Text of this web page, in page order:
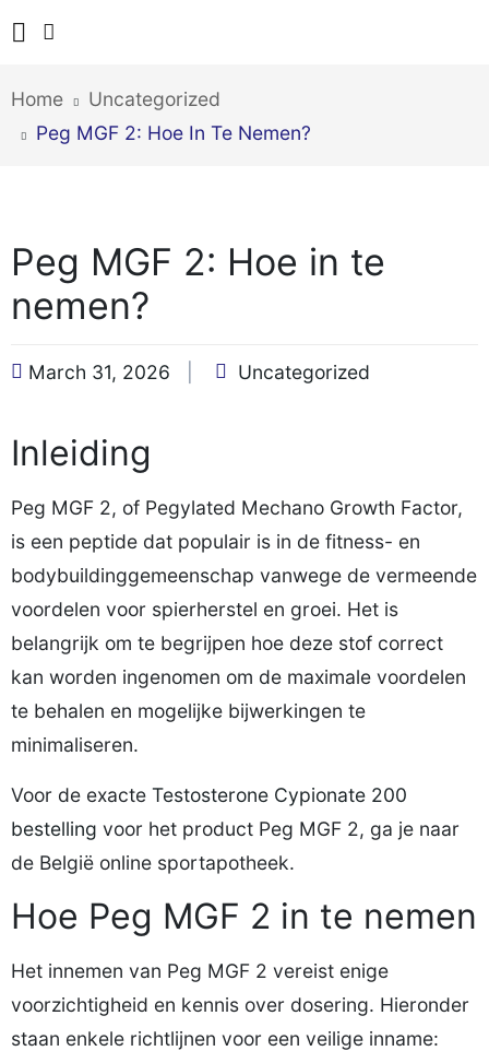
Home
Uncategorized
Peg MGF 2: Hoe In Te Nemen?
Peg MGF 2: Hoe in te
nemen?
March 31, 2026 Uncategorized
Inleiding
Peg MGF 2, of Pegylated Mechano Growth Factor,
is een peptide dat populair is in de fitness- en
bodybuildinggemeenschap vanwege de vermeende
voordelen voor spierherstel en groei. Het is
belangrijk om te begrijpen hoe deze stof correct
kan worden ingenomen om de maximale voordelen
te behalen en mogelijke bijwerkingen te
minimaliseren.
Voor de exacte Testosterone Cypionate 200
bestelling voor het product Peg MGF 2, ga je naar
de België online sportapotheek.
Hoe Peg MGF 2 in te nemen
Het innemen van Peg MGF 2 vereist enige
voorzichtigheid en kennis over dosering. Hieronder
staan enkele richtlijnen voor een veilige inname: